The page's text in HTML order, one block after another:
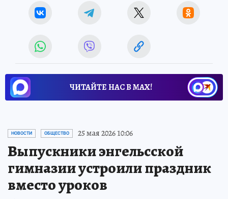
ЧИТАЙТЕ НАС В МАХ!
НОВОСТИ ОБЩЕСТВО 25 мая 2026 10:06
Выпускники энгельсской
гимназии устроили праздник
вместо уроков